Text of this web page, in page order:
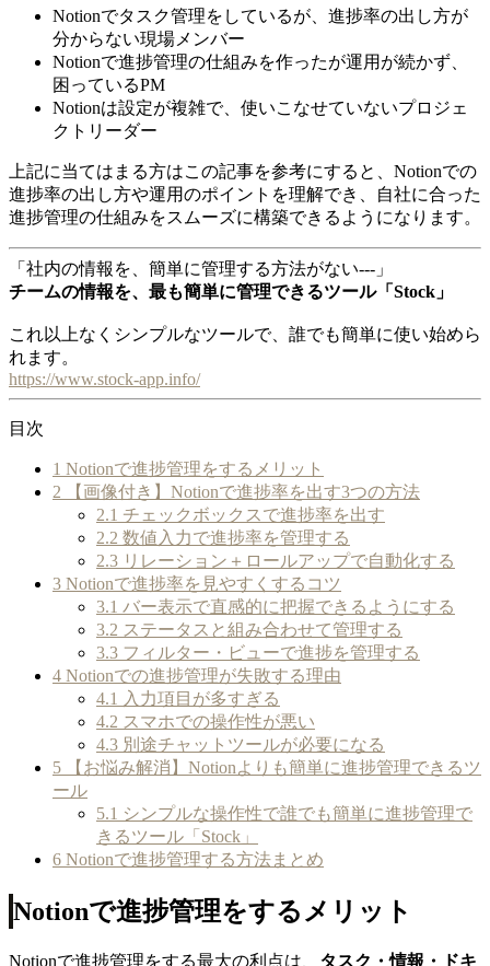
Notionでタスク管理をしているが、進捗率の出し方が
分からない現場メンバー
Notionで進捗管理の仕組みを作ったが運用が続かず、
困っているPM
Notionは設定が複雑で、使いこなせていないプロジェ
クトリーダー
上記に当てはまる方はこの記事を参考にすると、Notionでの
進捗率の出し方や運用のポイントを理解でき、自社に合った
進捗管理の仕組みをスムーズに構築できるようになります。
「社内の情報を、簡単に管理する方法がない---」
チームの情報を、最も簡単に管理できるツール「Stock」
これ以上なくシンプルなツールで、誰でも簡単に使い始めら
れます。
https://www.stock-app.info/
目次
1 Notionで進捗管理をするメリット
2 【画像付き】Notionで進捗率を出す3つの方法
2.1 チェックボックスで進捗率を出す
2.2 数値入力で進捗率を管理する
2.3 リレーション＋ロールアップで自動化する
3 Notionで進捗率を見やすくするコツ
3.1 バー表示で直感的に把握できるようにする
3.2 ステータスと組み合わせて管理する
3.3 フィルター・ビューで進捗を管理する
4 Notionでの進捗管理が失敗する理由
4.1 入力項目が多すぎる
4.2 スマホでの操作性が悪い
4.3 別途チャットツールが必要になる
5 【お悩み解消】Notionよりも簡単に進捗管理できるツ
ール
5.1 シンプルな操作性で誰でも簡単に進捗管理で
きるツール「Stock」
6 Notionで進捗管理する方法まとめ
Notionで進捗管理をするメリット
Notionで進捗管理をする最大の利点は、 タスク・情報・ドキ